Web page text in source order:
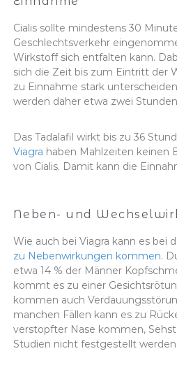
Cialis sollte mindestens 30
Geschlechtsverkehr
Wirkstoff sich entfalten kann.
sich die Zeit bis zum Eintritt der
zu Einnahme stark
werden daher etwa zwei
Das Tadalafil wirkt bis zu 36
Viagra haben Mahlzeiten keinen
von Cialis. Damit kann die
Neben- und
Wie auch bei Viagra kann es bei
zu Nebenwirkungen kommen.
etwa 14 % der Männer
kommt es zu einer
kommen auch
manchen Fällen kann es zu
verstopfter Nase kommen,
Studien nicht festgestellt werden.